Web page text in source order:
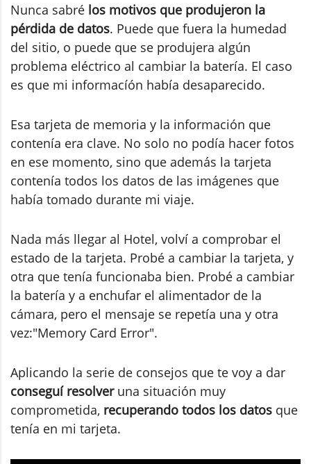
Nunca sabré los motivos que produjeron la
pérdida de datos. Puede que fuera la humedad
del sitio, o puede que se produjera algún
problema eléctrico al cambiar la batería. El caso
es que mi informacíón había desaparecido.
Esa tarjeta de memoria y la información que
contenía era clave. No solo no podía hacer fotos
en ese momento, sino que además la tarjeta
contenía todos los datos de las imágenes que
había tomado durante mi viaje.
Nada más llegar al Hotel, volví a comprobar el
estado de la tarjeta. Probé a cambiar la tarjeta, y
otra que tenía funcionaba bien. Probé a cambiar
la batería y a enchufar el alimentador de la
cámara, pero el mensaje se repetía una y otra
vez:"Memory Card Error".
Aplicando la serie de consejos que te voy a dar
conseguí resolveruna situación muy
comprometida, recuperando todos los datos que
tenía en mi tarjeta.